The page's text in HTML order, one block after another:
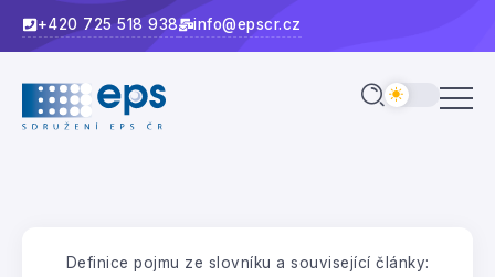
+420 725 518 938 info@epscr.cz
Definice pojmu ze slovníku a související články: